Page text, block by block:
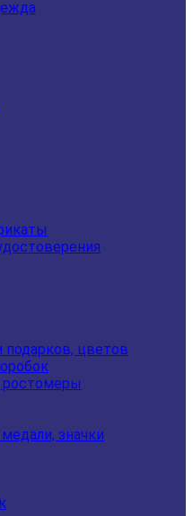
подарков, цветов
ростомеры
значки